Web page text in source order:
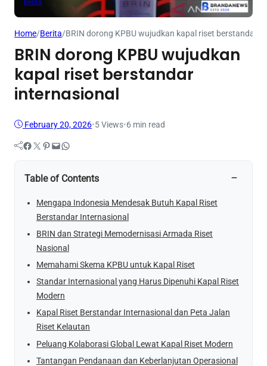
Berita
Home/Berita/BRIN dorong KPBU wujudkan kapal riset berstandar
BRIN dorong KPBU wujudkan
kapal riset berstandar
internasional
February 20, 2026•5Views•6 min read
Facebook Twitter Pinterest Mail WhatsApp
Table of Contents −
Mengapa Indonesia Mendesak Butuh Kapal Riset
Berstandar Internasional
BRIN dan Strategi Memodernisasi Armada Riset
Nasional
Memahami Skema KPBU untuk Kapal Riset
Standar Internasional yang Harus Dipenuhi Kapal Riset
Modern
Kapal Riset Berstandar Internasional dan Peta Jalan
Riset Kelautan
Peluang Kolaborasi Global Lewat Kapal Riset Modern
Tantangan Pendanaan dan Keberlanjutan Operasional